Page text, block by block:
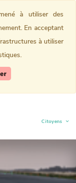
Citoyens
(current)
à utiliser des
En acceptant
à utiliser